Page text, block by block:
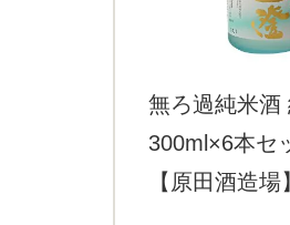
無ろ過純米酒
300ml×6本
【原田酒造場】